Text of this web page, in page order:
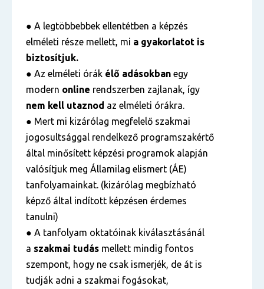
● A legtöbbebbek ellentétben a képzés
elméleti része mellett, mi a gyakorlatot is
biztosítjuk.
● Az elméleti órák élő adásokban egy
modern online rendszerben zajlanak, így
nem kell utaznod az elméleti órákra.
● Mert mi kizárólag megfelelő szakmai
jogosultsággal rendelkező programszakértő
által minősített képzési programok alapján
valósítjuk meg Államilag elismert (ÁE)
tanfolyamainkat. (kizárólag megbízható
képző által indított képzésen érdemes
tanulni)
● A tanfolyam oktatóinak kiválasztásánál
a szakmai tudás mellett mindig fontos
szempont, hogy ne csak ismerjék, de át is
tudják adni a szakmai fogásokat,